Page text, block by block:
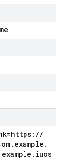
//
. example .
. example . iuos